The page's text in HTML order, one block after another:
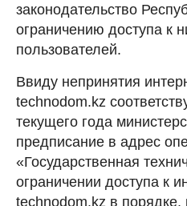
законодательство
ограничению доступа к
пользователей.
Ввиду непринятия
technodom.kz
текущего года
предписание в адрес
«Государственная
ограничении доступа к
technodom.kz в